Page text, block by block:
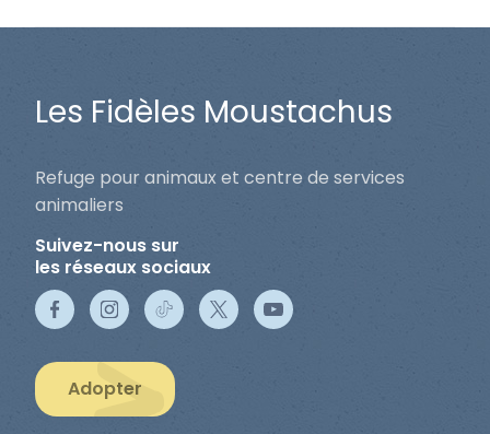
Les Fidèles Moustachus
Refuge pour animaux et centre de services
animaliers
Suivez-nous sur
les réseaux sociaux
Adopter